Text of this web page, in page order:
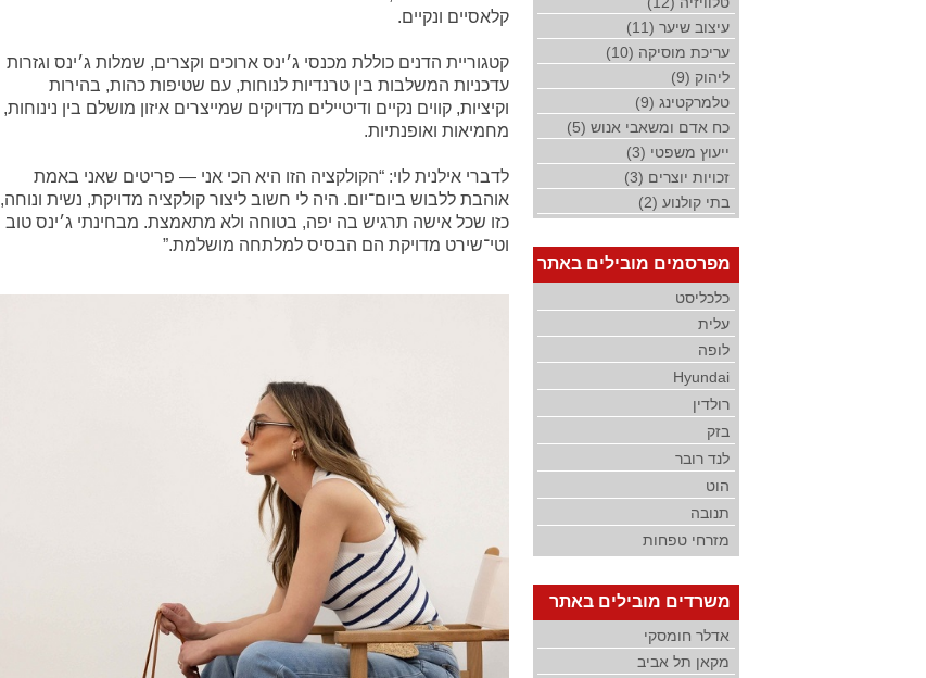
קלאסיים ונקיים.
קטגוריית הדנים כוללת מכנסי ג׳ינס ארוכים וקצרים, שמלות ג׳ינס וגזרות
עדכניות המשלבות בין טרנדיות לנוחות, עם שטיפות כהות, בהירות
וקיציות, קווים נקיים ודיטיילים מדויקים שמייצרים איזון מושלם בין נינוחות,
מחמיאות ואופנתיות.
לדברי אילנית לוי: “הקולקציה הזו היא הכי אני — פריטים שאני באמת
אוהבת ללבוש ביום־יום. היה לי חשוב ליצור קולקציה מדויקת, נשית ונוחה,
כזו שכל אישה תרגיש בה יפה, בטוחה ולא מתאמצת. מבחינתי ג׳ינס טוב
וטי־שירט מדויקת הם הבסיס למלתחה מושלמת.”
עיצוב שיער (11)
עריכת מוסיקה (10)
ליהוק (9)
טלמרקטינג (9)
כח אדם ומשאבי אנוש (5)
ייעוץ משפטי (3)
זכויות יוצרים (3)
בתי קולנוע (2)
מפרסמים מובילים באתר
כלכליסט
עלית
לופה
Hyundai
רולדין
בזק
לנד רובר
הוט
תנובה
מזרחי טפחות
משרדים מובילים באתר
אדלר חומסקי
מקאן תל אביב